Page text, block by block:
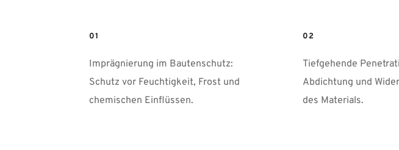
01
Imprägnierung im Bautenschutz:
Schutz vor Feuchtigkeit, Frost und
chemischen Einflüssen.
02
Tiefgehende
Abdichtung und
des Materials.